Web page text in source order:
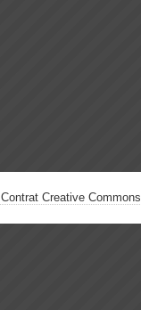
Contrat Creative Commons